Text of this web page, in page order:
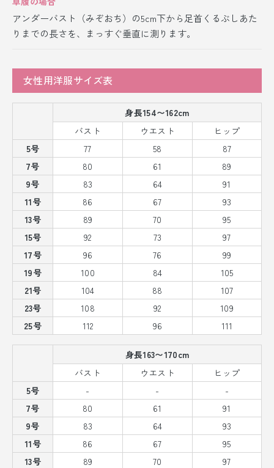
アンダーバスト（みぞおち）の5cm下から足首くるぶしあた
りまでの長さを、まっすぐ垂直に測ります。
女性用洋服サイズ表
身長154〜162cm
バスト
ウエスト
ヒップ
5号
77 58
87
7号
80 61
89
9号
83 64
91
11号
86 67
93
13号
89 70
95
15号
92 73
97
17号
96 76
99
19号
100 84
105
21号
104 88
107
23号
108 92
109
25号
112 96 111
身長163〜170cm
バスト
ウエスト
ヒップ
5号
- -
-
7号
80 61
91
9号
83 64
93
11号
86 67
95
13号
89 70
97